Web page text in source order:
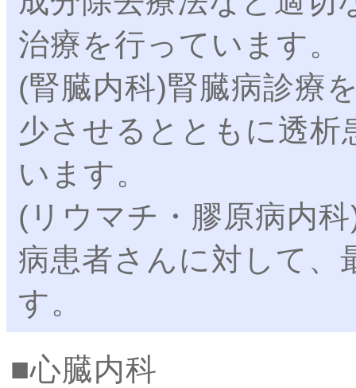
治療を行っています。
(腎臓内科)腎臓病診療
少させるとともに透析
います。
(リウマチ・膠原病内
病患者さんに対して、
す。
心臓内科